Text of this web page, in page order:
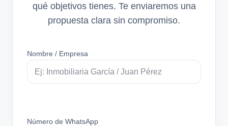
qué objetivos tienes. Te enviaremos una
propuesta clara sin compromiso.
Nombre / Empresa
Número de WhatsApp